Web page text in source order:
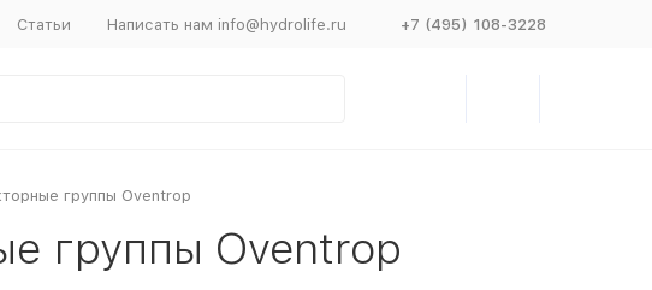
Статьи Написать нам info@hydrolife.ru +7 (495) 108-3228
группы Oventrop
группы Oventrop